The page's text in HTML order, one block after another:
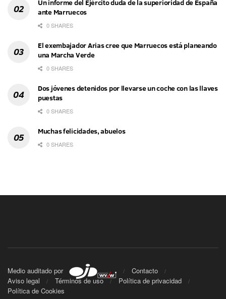
Un informe del Ejército duda de la superioridad de España
ante Marruecos
0 SHARES
El exembajador Arias cree que Marruecos está planeando
una Marcha Verde
0 SHARES
Dos jóvenes detenidos por llevarse un coche con las llaves
puestas
0 SHARES
Muchas felicidades, abuelos
0 SHARES
Medio auditado por
Contacto
Aviso legal
Términos de uso
Política de privacidad
Política de Cookies